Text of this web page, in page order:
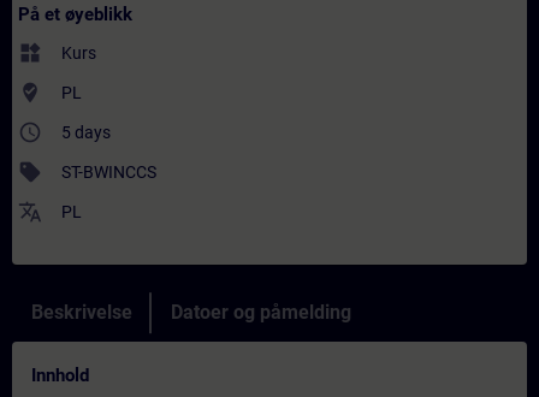
På et øyeblikk
widgets Kurs
where_to_vote PL
access_time 5 days
sell ST-BWINCCS
translate PL
Beskrivelse Datoer og påmelding
Innhold